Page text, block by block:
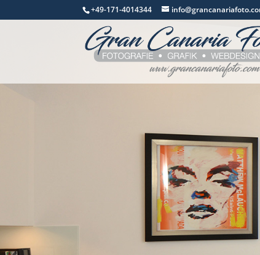
+49-171-4014344